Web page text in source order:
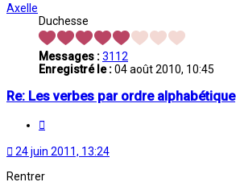
Axelle
Duchesse
Messages :3112
Enregistré le :04 août 2010, 10:45
Re: Les verbes par ordre alphabétique
24 juin 2011, 13:24
Rentrer